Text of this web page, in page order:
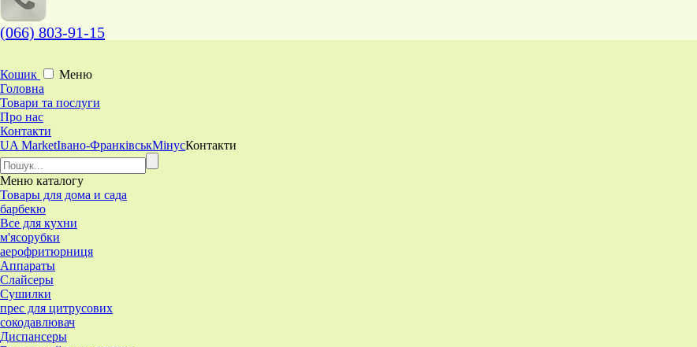
(066) 803-91-15
Кошик
Меню
Головна
Товари та послуги
Про нас
Контакти
UA MarketІвано-ФранківськМінусКонтакти
Меню каталогу
Товары для дома и сада
барбекю
Все для кухни
м'ясорубки
аерофритюрниця
Аппараты
Слайсеры
Сушилки
прес для цитрусових
сокодавлювач
Диспансеры